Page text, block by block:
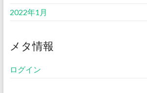
2022年1月
メタ情報
ログイン